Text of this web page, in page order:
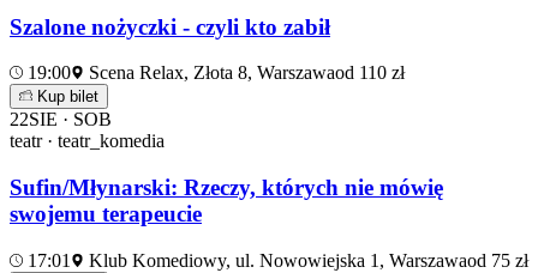
Szalone nożyczki - czyli kto zabił
19:00 Scena Relax, Złota 8, Warszawaod 110 zł
Kup bilet
22SIE · SOB
teatr · teatr_komedia
Sufin/Młynarski: Rzeczy, których nie mówię
swojemu terapeucie
17:01 Klub Komediowy, ul. Nowowiejska 1, Warszawaod 75 zł